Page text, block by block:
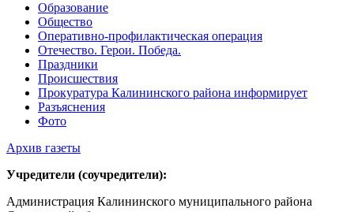
Образование
Общество
Оперативно-профилактическая операция
Отечество. Герои. Победа.
Праздники
Происшествия
Прокуратура Калининского района информирует
Разъяснения
Фото
Архив газеты
Учредители (соучредители):
Администрация Калининского муниципального района